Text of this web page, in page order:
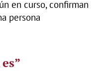
en curso, confirman
persona